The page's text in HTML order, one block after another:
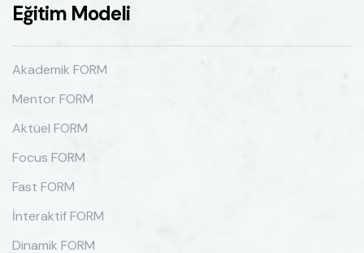
Eğitim Modeli
Akademik FORM
Mentor FORM
Aktüel FORM
Focus FORM
Fast FORM
İnteraktif FORM
Dinamik FORM